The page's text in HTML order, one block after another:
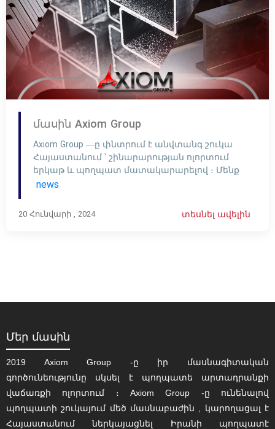
մասին Axiom Group
Axiom Group —ը փնտրում է անվտանգ շուկա
Հայաստանում ՝ շինարարության ոլորտում
երկաթ և պողպատ մատակարարելով ։ Մենք
աշխատում ենք օգտագործել այս ոլորտում
պողպատի արդյունաբերության խնդիրները ՝
ժամանակակից գիտելիքների կիրառմամբ ,
news
20 Հունվարի , 2024 տեսնել ավելին
Մեր մասին
2019 Axiom Group -ը իր մասնագիտական
գործունեությունը սկսել է պողպատե արտադրանքի
վաճառքի ոլորտում ։ Axiom Group -ը ունենալով
պողպատի շուկայում մեծ մասնաբաժին , կարողացալ է
Հայաստանում ներկայացնել Իրանի պողպատէ